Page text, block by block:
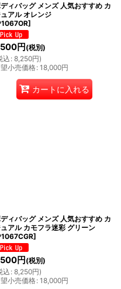
ィバッグ メンズ 人気おすすめ カ
アル オレンジ
]
円 (税別)
込 : 8,250円)
小売価格: 18,000円
カートに入れる
ィバッグ メンズ 人気おすすめ カ
アル カモフラ迷彩 グリーン
]
円 (税別)
込 : 8,250円)
小売価格: 18,000円